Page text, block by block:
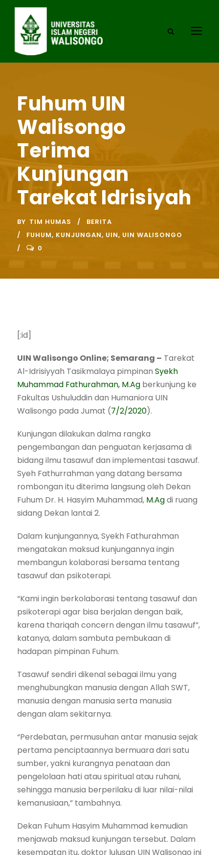
Fuhum UIN
Walisongo
Terima
Kunjungan
Tarekat Idrisiyah
BY TIM HUMAS
BERITA
FUHUM, KUNJUNGAN, UIN, UIN WALISONGO
0
[:id]
UIN Walisongo Online; Semarang – Tarekat
Al-Idrisiyyah Tasikmalaya pimpinan Syekh
Muhammad Fathurahman, M.Ag berkunjung ke
Fakultas Ushuluddin dan Humaniora UIN
Walisongo pada Jumat (7/2/2020).
Kunjungan dilakukan dalma rangka
pengembangan dan penguatan kerjasama di
bidang ilmu tasawuf dan implementasi tasawuf.
Syeh Fathurrahman yang datang bersama
rombongan itu diterima langsung oleh Dekan
Fuhum Dr. H. Hasyim Muhammad, M.Agdi ruang
sidang Dekan lantai 2.
Dalam kunjungannya, Syekh Fathurahman
mengatakan maksud kunjungannya ingin
membangun kolaborasi bersama tentang
tasawuf dan psikoterapi.
“Kami ingin berkolaborasi tentang tasawuf dan
psikoterapi agar bisa berjalan dengan baik,
karena thariqah concern dengan ilmu tasawuf”,
katanya, dalam sambuta pembukaan di
hadapan pimpinan Fuhum.
Tasawuf sendiri dikenal sebagai ilmu yang
menghubungkan manusia dengan Allah SWT,
manusia dengan manusia serta manusia
dengan alam sekitarnya.
“Perdebatan, permusuhan antar manusia sejak
pertama penciptaannya bermuara dari satu
sumber, yakni kurangnya penataan dan
pengelolaan hati atau spiritual atau ruhani,
sehingga manusia berperilaku di luar nilai-nilai
kemanusiaan,” tambahnya.
Dekan Fuhum Hasyim Muhammad kemudian
menjawab maksud kunjungan tersebut. Dalam
kesempatan itu, doktor lulusan UIN Walisongo ini